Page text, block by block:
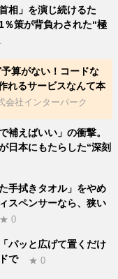
相」を演じ続けるた
策が背負わされた“極
算がない！コードな
れるサービスなんて本
会社インターパーク
補えばいい」の衝撃。
日本にもたらした“深刻
手拭きタオル」をやめ
スペンサーなら、狭い
★ 0
パッと広げて置くだけ
で
★ 0